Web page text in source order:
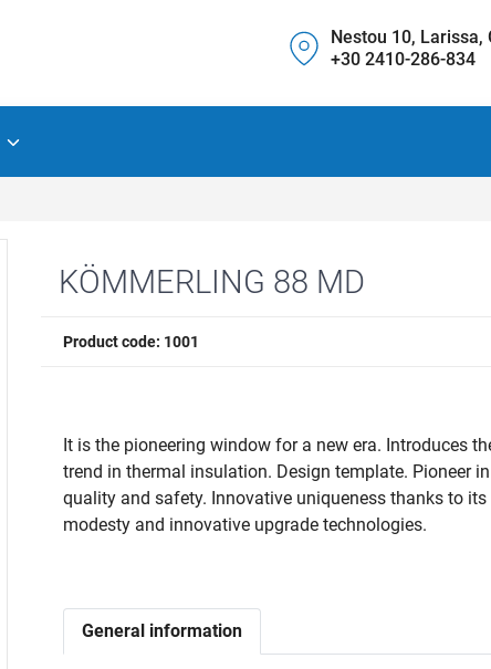
Nestou 10, Larissa,
+30 2410-286-834
KÖMMERLING 88 MD
Product code: 1001
It is the pioneering window for a new era. Introduces
trend in thermal insulation. Design template. Pioneer in
quality and safety. Innovative uniqueness thanks to its
modesty and innovative upgrade technologies.
General information